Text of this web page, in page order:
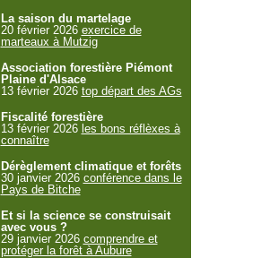
La saison du martelage
20 février 2026 exercice de
marteaux à Mutzig
Association forestière Piémont
Plaine d'Alsace
13 février 2026 top départ des AGs
Fiscalité forestière
13 février 2026 les bons réflèxes à
connaître
Dérèglement climatique et forêts
30 janvier 2026 conférence dans le
Pays de Bitche
Et si la science se construisait
avec vous ?
29 janvier 2026 comprendre et
protéger la forêt à Aubure